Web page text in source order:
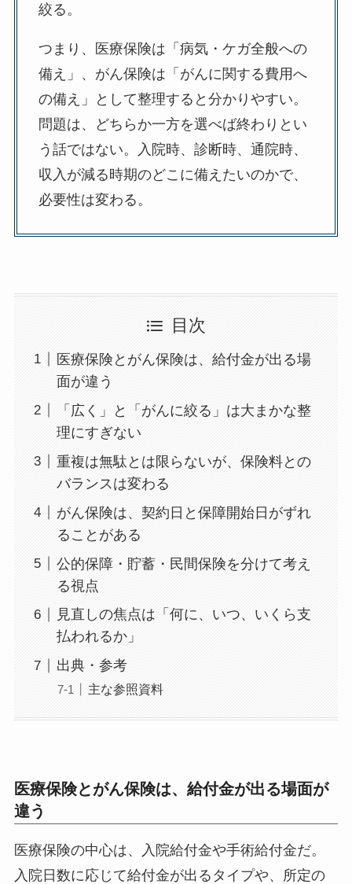
絞る。
つまり、医療保険は「病気・ケガ全般への
備え」、がん保険は「がんに関する費用へ
の備え」として整理すると分かりやすい。
問題は、どちらか一方を選べば終わりとい
う話ではない。入院時、診断時、通院時、
収入が減る時期のどこに備えたいのかで、
必要性は変わる。
目次
医療保険とがん保険は、給付金が出る場
面が違う
「広く」と「がんに絞る」は大まかな整
理にすぎない
重複は無駄とは限らないが、保険料との
バランスは変わる
がん保険は、契約日と保障開始日がずれ
ることがある
公的保障・貯蓄・民間保険を分けて考え
る視点
見直しの焦点は「何に、いつ、いくら支
払われるか」
出典・参考
主な参照資料
医療保険とがん保険は、給付金が出る場面が
違う
医療保険の中心は、入院給付金や手術給付金だ。
入院日数に応じて給付金が出るタイプや、所定の